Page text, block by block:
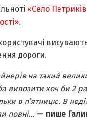
«Село
висувають
дороги.
на такий
вивозити хоч би 2
в п’ятницю. В
повні… — пише